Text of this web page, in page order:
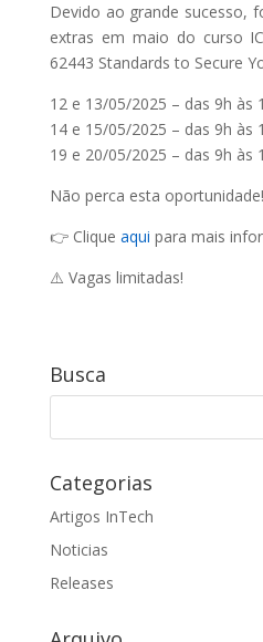
Devido ao grande sucesso,
extras em maio do curso
62443 Standards to Secure
12 e 13/05/2025 – das 9h às
14 e 15/05/2025 – das 9h às
19 e 20/05/2025 – das 9h às
Não perca esta oportunidade!
👉 Clique aqui para mais
⚠️ Vagas limitadas!
Busca
Categorias
Artigos InTech
Noticias
Releases